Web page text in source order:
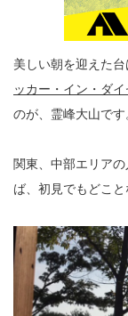
美しい朝を迎えた台
ッカー・イン・ダイ
のが、霊峰大山です
関東、中部エリア
ば、初見でもどこ